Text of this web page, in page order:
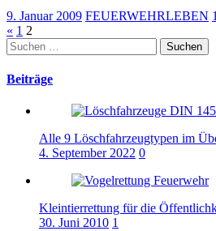
9. Januar 2009 FEUERWEHRLEBEN 1
Seitennummerierung
der
Beiträge
« 1 2
Suchen
nach:
Beiträge
Alle 9 Löschfahrzeugtypen im
4. September 2022 0
Kleintierrettung für die
30. Juni 2010 1